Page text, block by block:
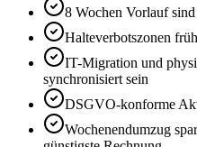
8 Wochen Vorlauf
Halte­verbots­zonen
IT-Migration und
synchronisiert sein
DSGVO-konforme
Wochenend­umzug